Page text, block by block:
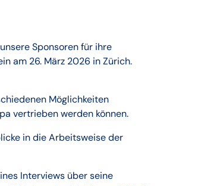
Sponsoren für ihre
am 26. März 2026 in Zürich.
Möglichkeiten
vertrieben werden können.
in die Arbeitsweise der
Interviews über seine